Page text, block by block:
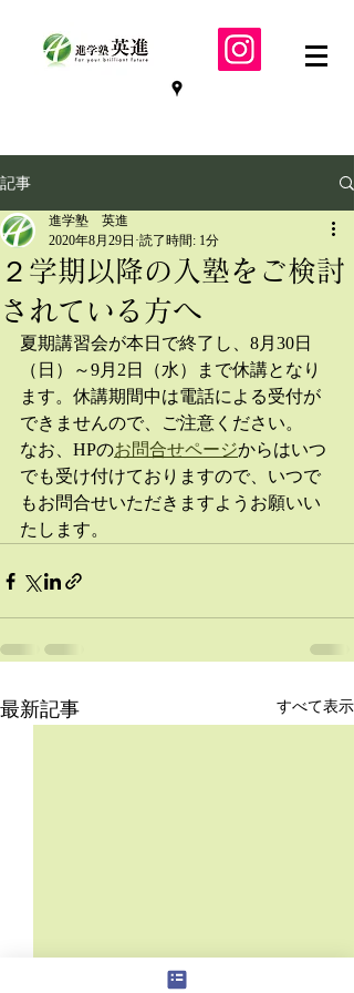
記事
２学期以降の入塾をご検討
されている方へ
進学塾 英進
2020年8月29日 読了時間: 1分
夏期講習会が本日で終了し、8月30日
（日）～9月2日（水）まで休講となり
ます。休講期間中は電話による受付が
できませんので、ご注意ください。
なお、HPのお問合せページからはいつ
でも受け付けておりますので、いつで
もお問合せいただきますようお願いい
たします。
最新記事 すべて表示